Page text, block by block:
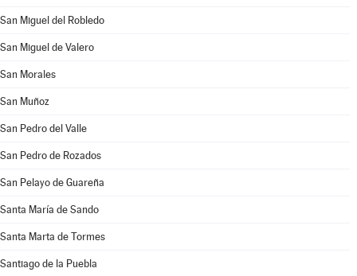
San Miguel del Robledo
San Miguel de Valero
San Morales
San Muñoz
San Pedro del Valle
San Pedro de Rozados
San Pelayo de Guareña
Santa María de Sando
Santa Marta de Tormes
Santiago de la Puebla